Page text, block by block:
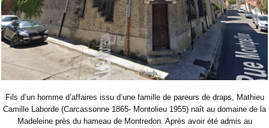
Fils d’un homme d’affaires issu d’une famille de pareurs de draps, Mathieu
Camille Laborde (Carcassonne 1865- Montolieu 1955) naît au domaine de la
Madeleine près du hameau de Montredon. Après avoir été admis au